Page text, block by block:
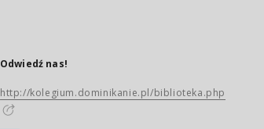
Odwiedź nas!
http://kolegium.dominikanie.pl/biblioteka.php